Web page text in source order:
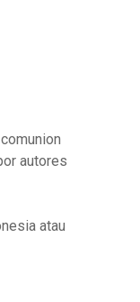
autores
atau